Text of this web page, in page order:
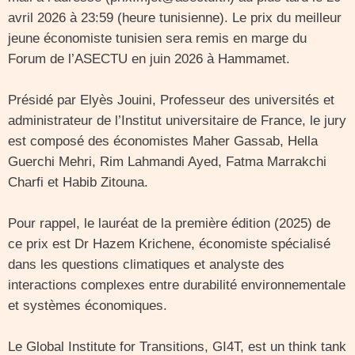
avril 2026 à 23:59 (heure tunisienne). Le prix du meilleur
jeune économiste tunisien sera remis en marge du
Forum de l’ASECTU en juin 2026 à Hammamet.
Présidé par Elyès Jouini, Professeur des universités et
administrateur de l’Institut universitaire de France, le jury
est composé des économistes Maher Gassab, Hella
Guerchi Mehri, Rim Lahmandi Ayed, Fatma Marrakchi
Charfi et Habib Zitouna.
Pour rappel, le lauréat de la première édition (2025) de
ce prix est Dr Hazem Krichene, économiste spécialisé
dans les questions climatiques et analyste des
interactions complexes entre durabilité environnementale
et systèmes économiques.
Le Global Institute for Transitions, GI4T, est un think tank